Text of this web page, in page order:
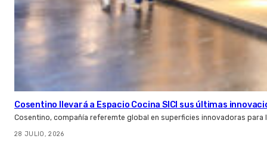
Cosentino llevará a Espacio Cocina SICI sus últimas
Cosentino, compañía referemte global en superficies innovadoras
28 JULIO, 2026